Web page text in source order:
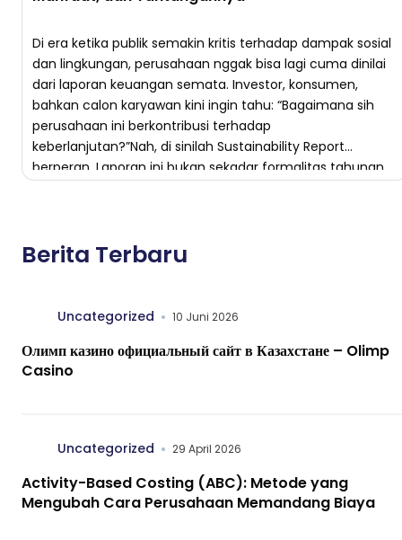
Di era ketika publik semakin kritis terhadap dampak sosial
dan lingkungan, perusahaan nggak bisa lagi cuma dinilai
dari laporan keuangan semata. Investor, konsumen,
bahkan calon karyawan kini ingin tahu: “Bagaimana sih
perusahaan ini berkontribusi terhadap
keberlanjutan?”Nah, di sinilah Sustainability Report
berperan. Laporan ini bukan sekadar formalitas tahunan,
Berita Terbaru
Uncategorized 10 Juni 2026
Олимп казино официальный сайт в Казахстане – Olimp
Casino
Uncategorized 29 April 2026
Activity-Based Costing (ABC): Metode yang
Mengubah Cara Perusahaan Memandang Biaya